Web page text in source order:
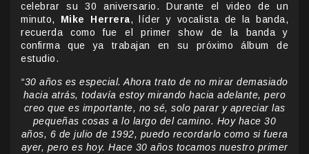
celebrar su 30 aniversario. Durante el video de un
minuto, Mike Herrera, líder y vocalista de la banda,
recuerda como fue el primer show de la banda y
confirma que ya trabajan en su próximo álbum de
estudio.
“30 años es especial. Ahora trato de no mirar demasiado
hacia atrás, todavía estoy mirando hacia adelante, pero
creo que es importante, no sé, solo parar y apreciar las
pequeñas cosas a lo largo del camino. Hoy hace 30
años, 6 de julio de 1992, puedo recordarlo como si fuera
ayer, pero es hoy. Hace 30 años tocamos nuestro primer